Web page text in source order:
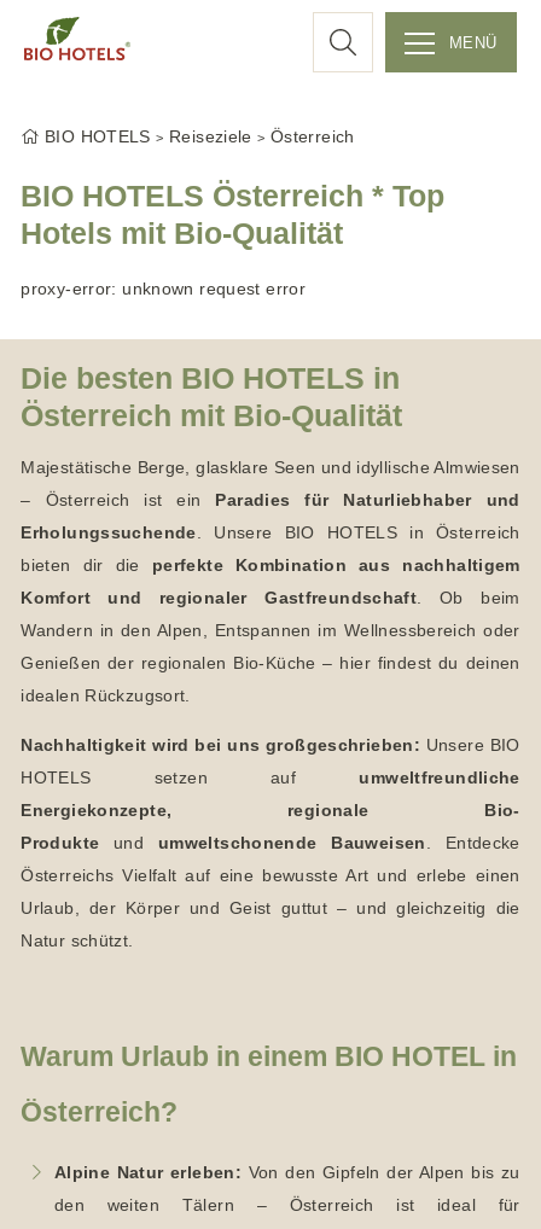
t
MENÜ
BIO HOTELS Reiseziele Österreich
BIO HOTELS Österreich * Top
Hotels mit Bio-Qualität
proxy-error: unknown request error
Die besten BIO HOTELS in
Österreich mit Bio-Qualität
Majestätische Berge, glasklare Seen und idyllische Almwiesen
– Österreich ist ein
Paradies für Naturliebhaber und
Erholungssuchende . Unsere BIO HOTELS in Österreich
bieten dir die perfekte Kombination aus nachhaltigem
Komfort und regionaler Gastfreundschaft . Ob beim
Wandern in den Alpen, Entspannen im Wellnessbereich oder
Genießen der regionalen Bio-Küche – hier findest du deinen
idealen Rückzugsort.
Nachhaltigkeit wird bei uns großgeschrieben: Unsere BIO
HOTELS setzen auf umweltfreundliche
Energiekonzepte, regionale Bio-
Produkte und umweltschonende Bauweisen
. Entdecke
Österreichs Vielfalt auf eine bewusste Art und erlebe einen
Urlaub, der Körper und Geist guttut – und gleichzeitig die
Natur schützt.
Warum Urlaub in einem BIO HOTEL in
Österreich?
Alpine Natur erleben: Von den Gipfeln der Alpen bis zu
den weiten Tälern – Österreich ist ideal für